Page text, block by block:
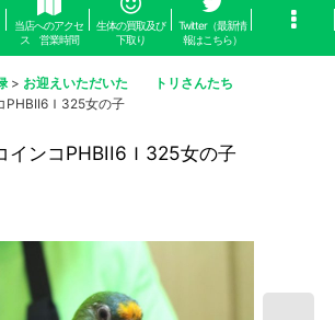
当店へのアクセ
ス 営業時間
生体の買取及び
下取り
Twitter（最新情
報はこちら）
> お迎えいただいた トリさんたち
PHBII6Ｉ325女の子
インコPHBII6Ｉ325女の子